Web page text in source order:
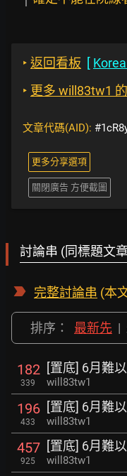
‣ 返回看板 [
‣ 更多 will83tw1
文章代碼(AID):
更多分享選項
關閉廣告 方便截圖
討論串 (同標題文
完整討論串 (本
排序： 最新先 |
182
339
[置底] 6月難
will83tw1
196
433
[置底] 6月難
will83tw1
457
925
[置底] 6月難
will83tw1